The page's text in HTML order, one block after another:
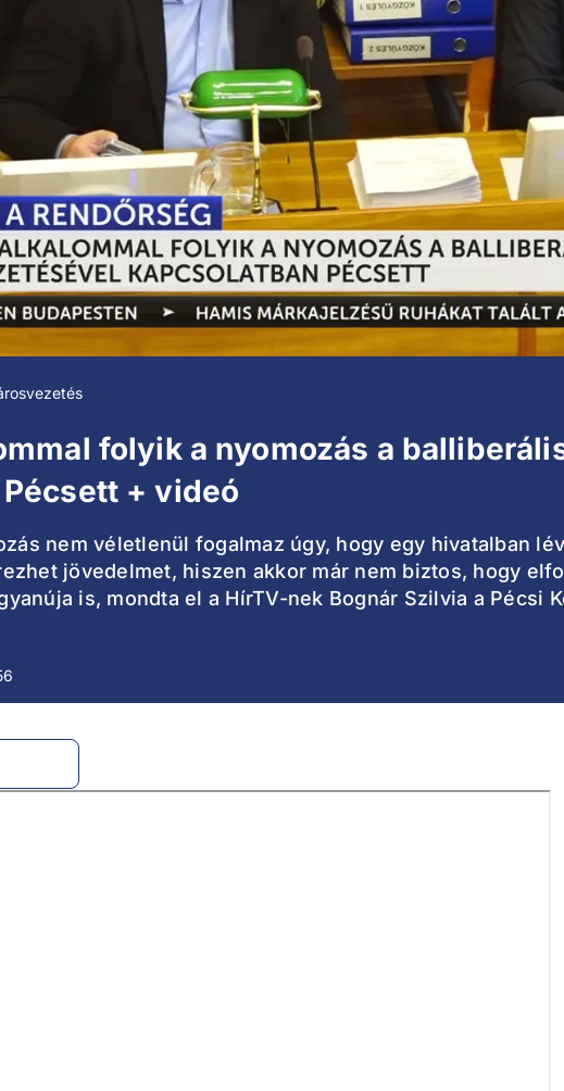
folyik a nyomozás a
+ videó
nem véletlenül fogalmaz úgy, hogy egy hivatalban
jövedelmet, hiszen akkor már nem biztos, hogy
is, mondta el a HírTV-nek Bognár Szilvia a Pécsi